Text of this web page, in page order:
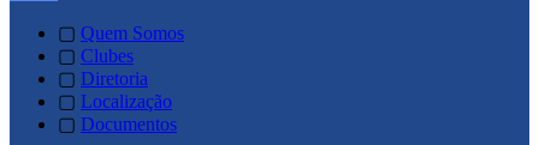
▢ Quem Somos
▢ Clubes
▢ Diretoria
▢ Localização
▢ Documentos